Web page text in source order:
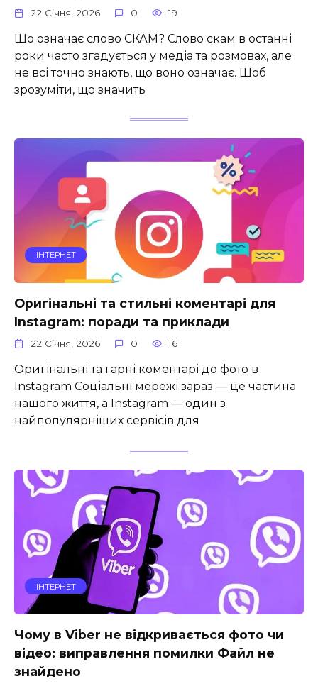
22 Січня, 2026 0 19
Що означає слово СКАМ? Слово скам в останні
роки часто згадується у медіа та розмовах, але
не всі точно знають, що воно означає. Щоб
зрозуміти, що значить
ІНТЕРНЕТ
Оригінальні та стильні коментарі для
Instagram: поради та приклади
22 Січня, 2026 0 16
Оригінальні та гарні коментарі до фото в
Instagram Соціальні мережі зараз — це частина
нашого життя, а Instagram — один з
найпопулярніших сервісів для
ІНТЕРНЕТ
Чому в Viber не відкривається фото чи
відео: виправлення помилки Файл не
знайдено